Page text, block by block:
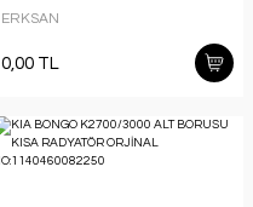
SONRASI ARAÇLARDA
213.021.006B.1250
ERKSAN
0,00 TL